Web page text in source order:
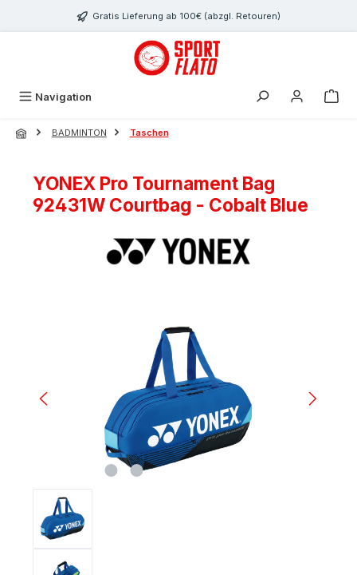
Zum Hauptinhalt springenGratis Lieferung ab 100€ (abzgl. Retouren)
Navigation
BADMINTON Taschen
YONEX Pro Tournament Bag
92431W Courtbag - Cobalt Blue